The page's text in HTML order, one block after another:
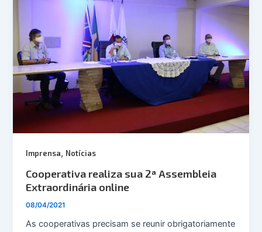
Imprensa, Notícias
Cooperativa realiza sua 2ª Assembleia
Extraordinária online
08/04/2021
As cooperativas precisam se reunir obrigatoriamente